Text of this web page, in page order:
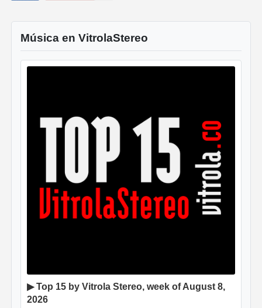
Música en VitrolaStereo
▶ Top 15 by Vitrola Stereo, week of August 8,
2026